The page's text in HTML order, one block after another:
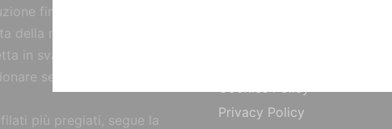
fin dall’origine, curando
della materia prima, reperita
in svariate parti del mondo
sempre il prodotto
più pregiati, segue la
Privacy Policy